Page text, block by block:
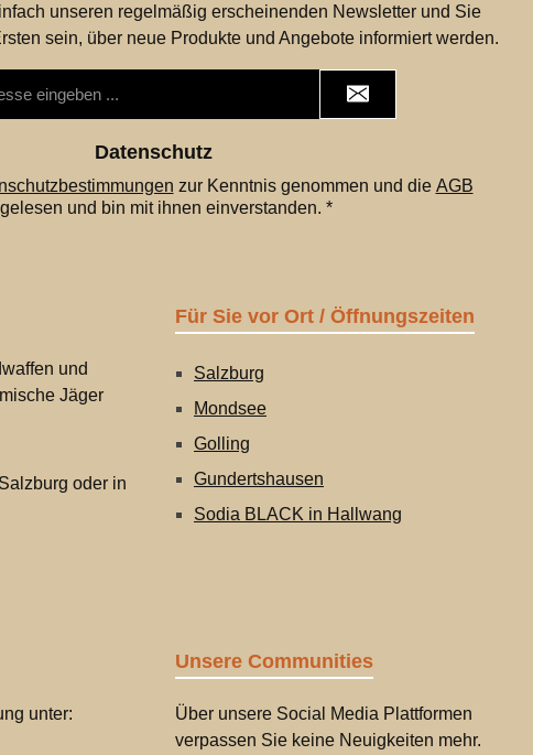
unseren regelmäßig erscheinenden Newsletter und Sie
sein, über neue Produkte und Angebote informiert werden.
Datenschutz
zur Kenntnis genommen und die AGB
gelesen und bin mit ihnen einverstanden. *
und
Jäger
oder in
Für Sie vor Ort / Öffnungszeiten
Salzburg
Mondsee
Golling
Gundertshausen
Sodia BLACK in Hallwang
unter:
Unsere Communities
Über unsere Social Media Plattformen
verpassen Sie keine Neuigkeiten mehr.